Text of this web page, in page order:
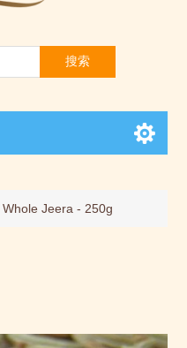
搜索
Whole Jeera - 250g